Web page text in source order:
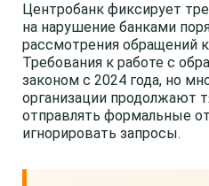
Центробанк фиксирует
на нарушение банками
рассмотрения обращений
Требования к работе с
законом с 2024 года, но
организации продолжают
отправлять формальные
игнорировать запросы.